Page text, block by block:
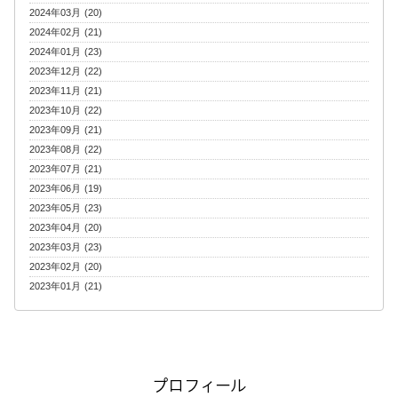
2024年03月 (20)
2024年02月 (21)
2024年01月 (23)
2023年12月 (22)
2023年11月 (21)
2023年10月 (22)
2023年09月 (21)
2023年08月 (22)
2023年07月 (21)
2023年06月 (19)
2023年05月 (23)
2023年04月 (20)
2023年03月 (23)
2023年02月 (20)
2023年01月 (21)
プロフィール